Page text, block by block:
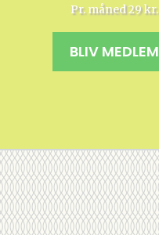
Pr. måned 29 kr.
BLIV MEDLEM